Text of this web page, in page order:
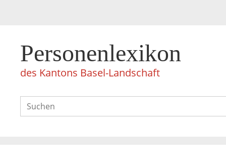
Personenlexikon
des Kantons Basel-Landschaft